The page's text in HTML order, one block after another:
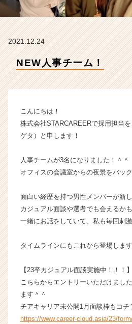
イ
ン】
チ
ャ
成
業
カ
ウ
が
届
く
サ
ト
チ
キ
2021.12.24
NEW人事チーム！
こんにちは！
株式会社STARCAREERで採用担当
ゲタ）と申します！
人事チームが3名になりました！＾＾
オフィスの会議室からの夜景をバッ
面白い経歴を持つ男性メンバーが新
カジュアル面談や選考でも会えるかも
一緒にお話をしていて、私も毎回刺
タイムラインにもこれから登場しま
【23卒カジュアル面談実施中！！！】
こちらからエントリーいただけまし
ます＾＾
チアキャリア未公開1月面談枠もコチ
https://www.career-cloud.asia/23/